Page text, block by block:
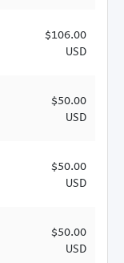
$106.00
USD
$50.00
USD
$50.00
USD
$50.00
USD